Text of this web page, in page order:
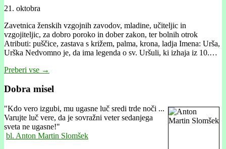
21. oktobra
Zavetnica ženskih vzgojnih zavodov, mladine, učiteljic in
vzgojiteljic, za dobro poroko in dober zakon, ter bolnih otrok
Atributi: puščice, zastava s križem, palma, krona, ladja Imena: Urša,
Urška Nedvomno je, da ima legenda o sv. Uršuli, ki izhaja iz 10.…
Preberi vse →
Dobra misel
"Kdo vero izgubi, mu ugasne luč sredi trde noči ...
Varujte luč vere, da je sovražni veter sedanjega
sveta ne ugasne!"
bl. Anton Martin Slomšek